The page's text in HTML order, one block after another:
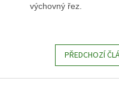
výchovný řez.
PŘEDCHOZÍ
Z